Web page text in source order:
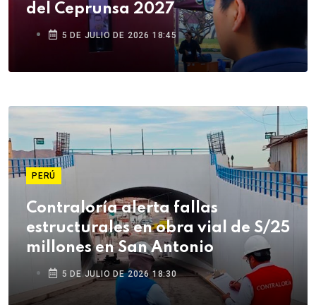
del Ceprunsa 2027
5 DE JULIO DE 2026 18:45
PERÚ
Contraloría alerta fallas
estructurales en obra vial de S/25
millones en San Antonio
5 DE JULIO DE 2026 18:30